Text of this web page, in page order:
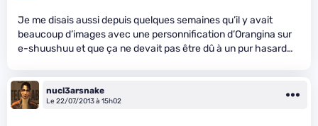
Je me disais aussi depuis quelques semaines qu’il y avait
beaucoup d’images avec une personnification d’Orangina sur
e-shuushuu et que ça ne devait pas être dû à un pur hasard…
nucl3arsnake
Le 22/07/2013 à 15h02